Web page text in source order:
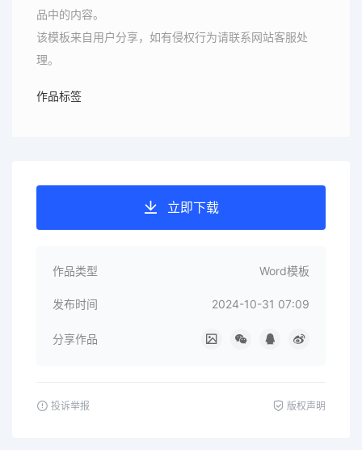
品中的内容。
该模板来自用户分享，如有侵权行为请联系网站客服处
理。
作品标签
立即下载
作品类型 Word模板
发布时间 2024-10-31 07:09
分享作品
投诉举报 版权声明